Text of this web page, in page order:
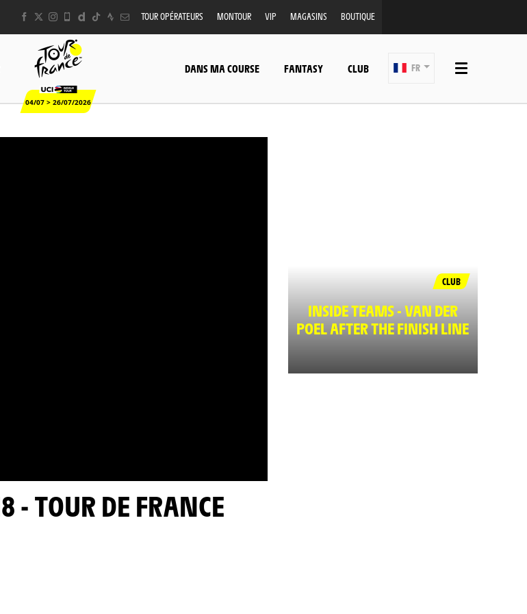
TOUR OPÉRATEURS MONTOUR VIP MAGASINS BOUTIQUE
04/07 > 26/07/2026
DANS MA COURSE FANTASY CLUB FR
CLUB
INSIDE TEAMS - VAN DER
POEL AFTER THE FINISH LINE